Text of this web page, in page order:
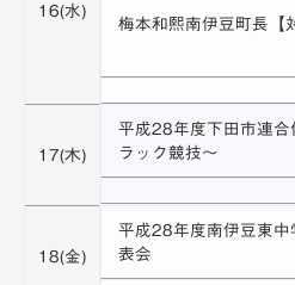
16(水)
梅本和熙南伊豆町長【
17(木)
平成28年度下田市連
ラック競技～
18(金)
平成28年度南伊豆東中
表会